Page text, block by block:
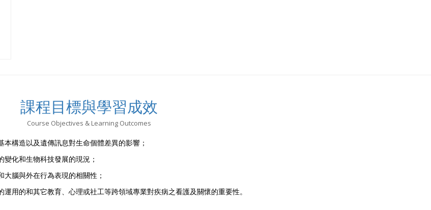
課程目標與學習成效
Course Objectives & Learning Outcomes
本構造以及遺傳訊息對生命個體差異的影響；
變化和生物科技發展的現況；
大腦與外在行為表現的相關性；
運用的和其它教育、心理或社工等跨領域專業對疾病之看護及關懷的重要性。